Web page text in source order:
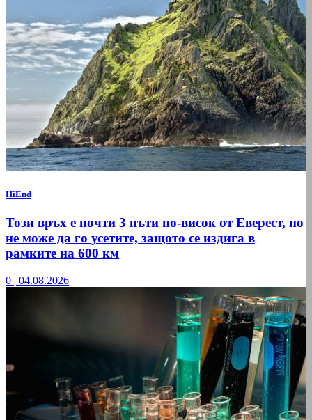
HiEnd
Този връх е почти 3 пъти по-висок от Еверест, но
не може да го усетите, защото се издига в
рамките на 600 км
0 | 04.08.2026